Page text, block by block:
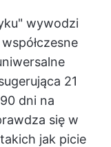
wywodzi
współczesne
21
dni na
się w
jak picie